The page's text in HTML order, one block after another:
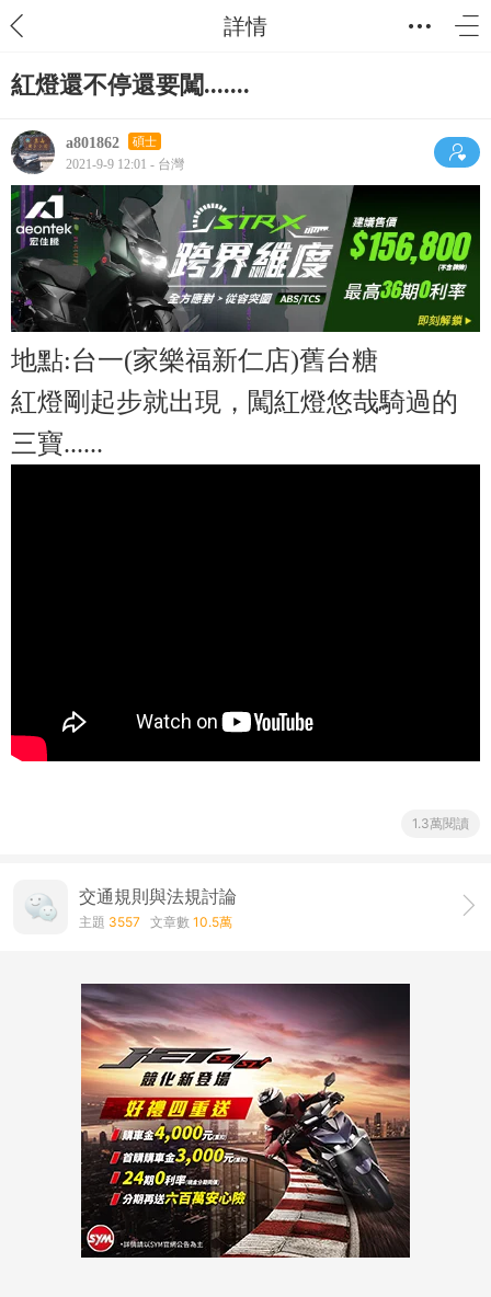
詳情
紅燈還不停還要闖.......
a801862 碩士
2021-9-9 12:01 - 台灣
地點:台一(家樂福新仁店)舊台糖
紅燈剛起步就出現，闖紅燈悠哉騎過的
三寶......
1.3萬閱讀
交通規則與法規討論
主題 3557 文章數 10.5萬